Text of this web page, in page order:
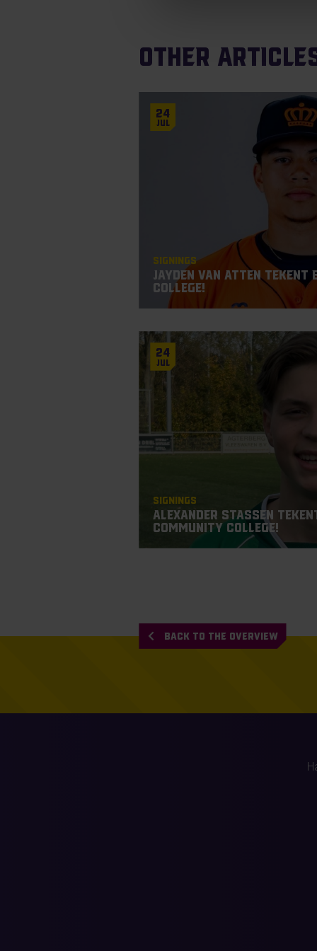
Other
24
Jul
Signings
Jayden Van Atten tekent
College!
24
Jul
Signings
Alexander Stassen
Community College!
BACK TO THE OVERVIEW